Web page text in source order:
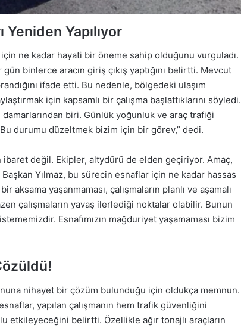
Yeniden Yapılıyor
için ne kadar hayati bir öneme sahip olduğunu vurguladı.
binlerce aracın giriş çıkış yaptığını belirtti. Mevcut
ifade etti. Bu nedenle, bölgedeki ulaşım
için kapsamlı bir çalışma başlattıklarını söyledi.
biri. Günlük yoğunluk ve araç trafiği
durumu düzeltmek bizim için bir görev,” dedi.
değil. Ekipler, altydürü de elden geçiriyor. Amaç,
Başkan Yılmaz, bu sürecin esnaflar için ne kadar hassas
yaşanmaması, çalışmaların planlı ve aşamalı
çalışmaların yavaş ilerlediği noktalar olabilir. Bunun
Esnafımızın mağduriyet yaşamaması bizim
nihayet bir çözüm bulunduğu için oldukça memnun.
yapılan çalışmanın hem trafik güvenliğini
etkileyeceğini belirtti. Özellikle ağır tonajlı araçların